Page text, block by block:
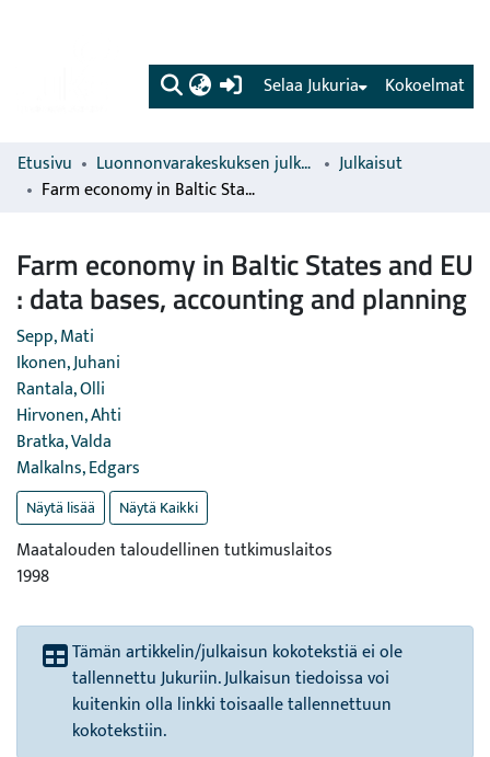
(current) Kokoelmat
Selaa Jukuria
Etusivu Luonnonvarakeskuksen julkaisut
Julkaisut
Farm economy in Baltic States and EU : data bases, accounting and planning
Farm economy in Baltic States and EU
: data bases, accounting and planning
Sepp, Mati
Ikonen, Juhani
Rantala, Olli
Hirvonen, Ahti
Bratka, Valda
Malkalns, Edgars
Näytä lisää Näytä Kaikki
Maatalouden taloudellinen tutkimuslaitos
1998
Tämän artikkelin/julkaisun kokotekstiä ei ole
tallennettu Jukuriin. Julkaisun tiedoissa voi
kuitenkin olla linkki toisaalle tallennettuun
kokotekstiin.